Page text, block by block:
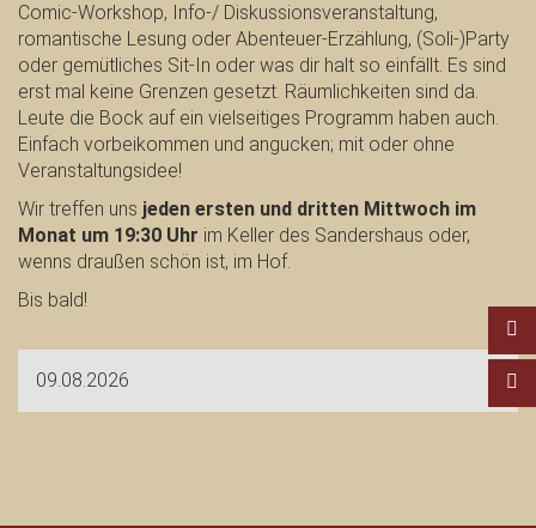
Comic-Workshop, Info-/ Diskussionsveranstaltung,
romantische Lesung oder Abenteuer-Erzählung, (Soli-)Party
oder gemütliches Sit-In oder was dir halt so einfällt. Es sind
erst mal keine Grenzen gesetzt. Räumlichkeiten sind da.
Leute die Bock auf ein vielseitiges Programm haben auch.
Einfach vorbeikommen und angucken; mit oder ohne
Veranstaltungsidee!
Wir treffen uns jeden ersten und dritten Mittwoch im
Monat um 19:30 Uhr im Keller des Sandershaus oder,
wenns draußen schön ist, im Hof.
Bis bald!
09.08.2026